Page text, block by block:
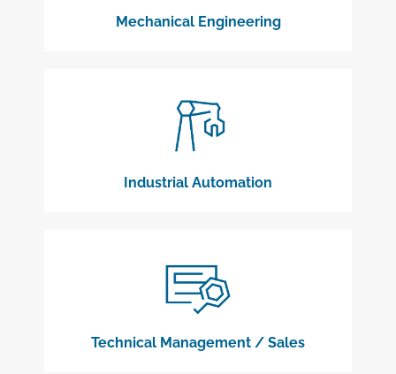
Mechanical Engineering
Industrial Automation
Technical Management / Sales